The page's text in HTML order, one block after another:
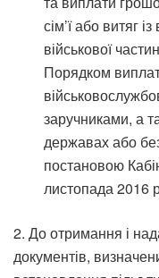
сім’ї або витяг
військової
Порядком
заручниками, а
державах або
постановою
листопада 2016
2. До отримання і
документів,